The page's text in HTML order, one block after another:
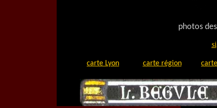
photos
carte Lyon carte région